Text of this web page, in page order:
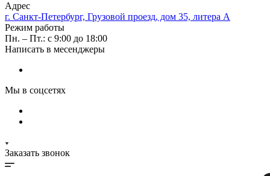
Адрес
г. Санкт-Петербург, Грузовой проезд, дом 35, литера А
Режим работы
Пн. – Пт.: с 9:00 до 18:00
Написать в месенджеры
Мы в соцсетях
Заказать звонок